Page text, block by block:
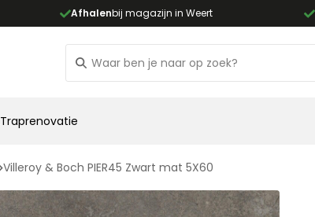
Afhalenbij magazijn in Weert
Traprenovatie
Villeroy & Boch PIER45 Zwart mat 5X60